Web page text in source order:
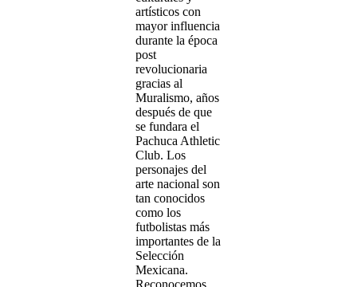
artísticos con
mayor influencia
durante la época
post
revolucionaria
gracias al
Muralismo, años
después de que
se fundara el
Pachuca Athletic
Club. Los
personajes del
arte nacional son
tan conocidos
como los
futbolistas más
importantes de la
Selección
Mexicana.